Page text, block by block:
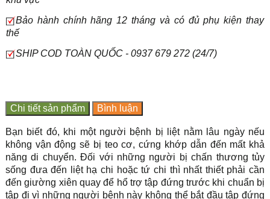
Bảo hành chính hãng 12 tháng và có đủ phụ kiện thay
thế
SHIP COD TOÀN QUỐC - 0937 679 272 (24/7)
Chi tiết sản phẩm Bình luận
Bạn biết đó, khi một người bệnh bị liệt nằm lâu ngày nếu
không vận động sẽ bị teo cơ, cứng khớp dẫn đến mất khả
năng di chuyển. Đối với những người bị chấn thương tủy
sống đưa đến liệt hạ chi hoặc tứ chi thì nhất thiết phải cần
đến giường xiên quay để hổ trợ tập đứng trước khi chuẩn bị
tập đi vì những người bệnh này không thể bắt đầu tập đứng